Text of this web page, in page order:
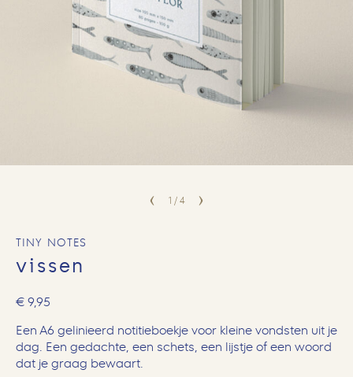
1 / 4
TINY NOTES
vissen
€ 9,95
Een A6 gelinieerd notitieboekje voor kleine vondsten uit je
dag. Een gedachte, een schets, een lijstje of een woord
dat je graag bewaart.